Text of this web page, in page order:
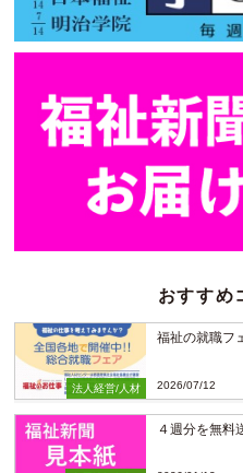
おすすめ
法人経営/人材
福祉の就職
2026/07/12
４週分を無料